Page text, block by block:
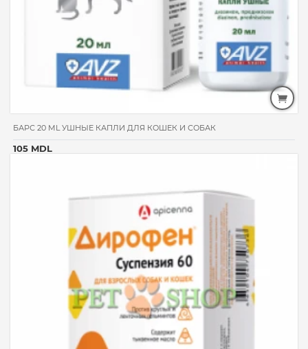
БАРС 20 ML УШНЫЕ КАПЛИ ДЛЯ КОШЕК И СОБАК
105 MDL